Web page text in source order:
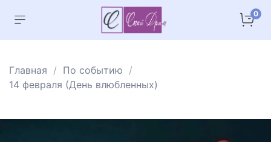
0
Главная
По событию
14 февраля (День влюбленных)